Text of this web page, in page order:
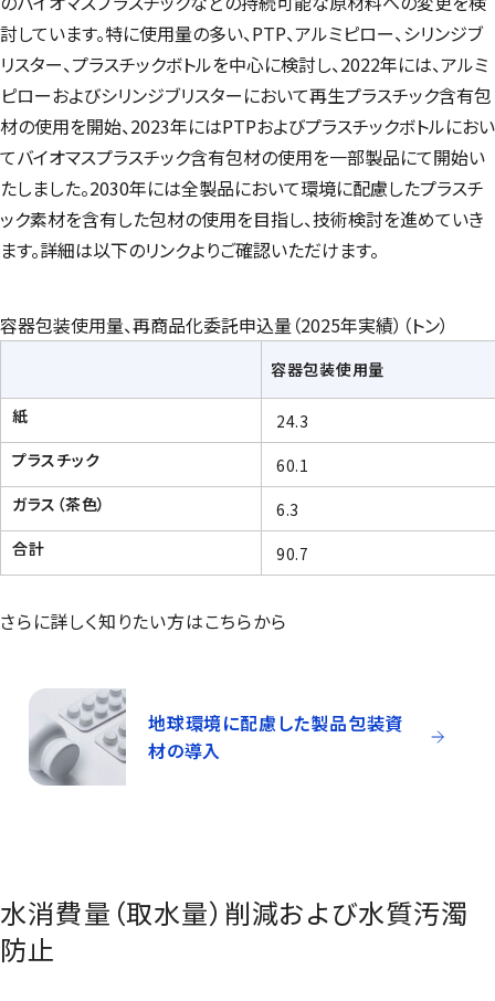
討しています。特に使用量の多い、PTP、アルミピロー、シリンジブ
リスター、プラスチックボトルを中心に検討し、2022年には、アルミ
ピローおよびシリンジブリスターにおいて再生プラスチック含有包
材の使用を開始、2023年にはPTPおよびプラスチックボトルにおい
てバイオマスプラスチック含有包材の使用を一部製品にて開始い
たしました。2030年には全製品において環境に配慮したプラスチ
ック素材を含有した包材の使用を目指し、技術検討を進めていき
ます。詳細は以下のリンクよりご確認いただけます。
容器包装使用量、再商品化委託申込量（2025年実績）（トン）
容器包装使用量
紙
24.3
プラスチック
60.1
ガラス（茶色）
6.3
合計
90.7
さらに詳しく知りたい方はこちらから
地球環境に配慮した製品包装資
材の導入
水消費量（取水量）削減および水質汚濁
防止